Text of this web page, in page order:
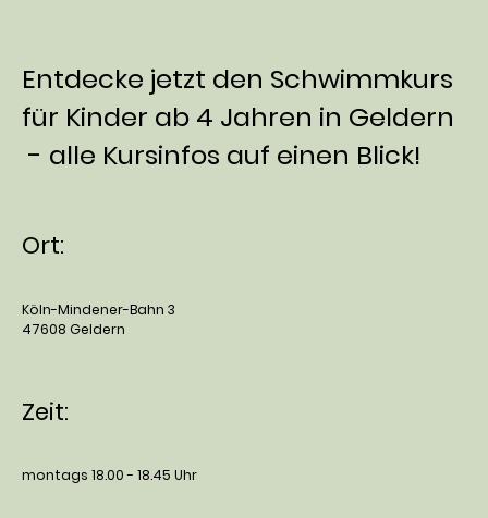
Entdecke jetzt den Schwimmkurs
für Kinder ab 4 Jahren in Geldern
- alle Kursinfos auf einen Blick!
Ort:
Köln-Mindener-Bahn 3
47608 Geldern
Zeit:
montags 18.00 - 18.45 Uhr